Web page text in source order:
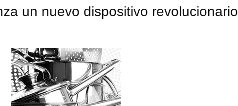
un nuevo dispositivo revolucionario